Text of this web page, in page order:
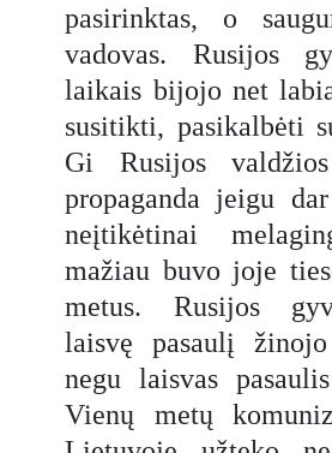
pasirinktas, o
vadovas. Rusijos
laikais bijojo net
susitikti, pasikalbėti
Gi Rusijos
propaganda jeigu
neįtikėtinai
mažiau buvo joje
metus. Rusijos
laisvę pasaulį
negu laisvas
Vienų metų